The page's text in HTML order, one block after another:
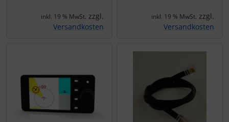
inkl. 19 % MwSt. zzgl.
Versandkosten
inkl. 19 % MwSt. zzgl.
Versandkosten